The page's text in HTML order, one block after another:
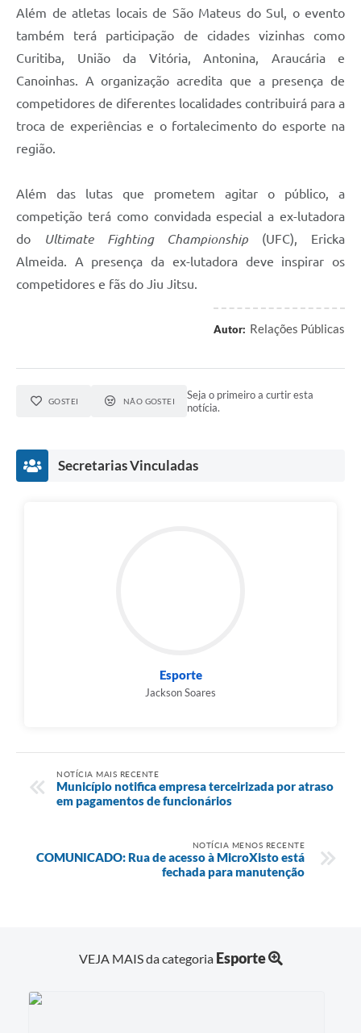
Galeria de Fotos
Audiências Públicas
Arquivos para Download
Galeria de Vídeos
Projetos
Agenda
SIC
Briefing de Ações, Divulgações e Eventos
Além de atletas locais de São Mateus do Sul, o evento
também terá participação de cidades vizinhas como
Curitiba, União da Vitória, Antonina, Araucária e
Canoinhas. A organização acredita que a presença de
competidores de diferentes localidades contribuirá para a
troca de experiências e o fortalecimento do esporte na
região.
Além das lutas que prometem agitar o público, a
competição terá como convidada especial a ex-lutadora
do
Ultimate Fighting Championship (UFC), Ericka
Almeida. A presença da ex-lutadora deve inspirar os
competidores e fãs do Jiu Jitsu.
Autor: Relações Públicas
GOSTEI NÃO GOSTEI
Seja o primeiro a curtir esta
notícia.
Secretarias Vinculadas
Esporte
Jackson Soares
NOTÍCIA MAIS RECENTE
Município notifica empresa terceirizada por atraso
em pagamentos de funcionários
NOTÍCIA MENOS RECENTE
COMUNICADO: Rua de acesso à MicroXisto está
fechada para manutenção
VEJA MAIS da categoria Esporte